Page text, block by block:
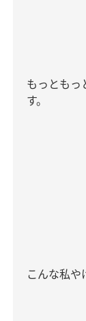
もっともっ
す。
こんな私や